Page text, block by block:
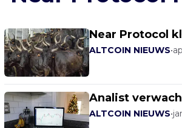
Near Protocol
ALTCOIN NIEUWS•
Analist
ALTCOIN NIEUWS•